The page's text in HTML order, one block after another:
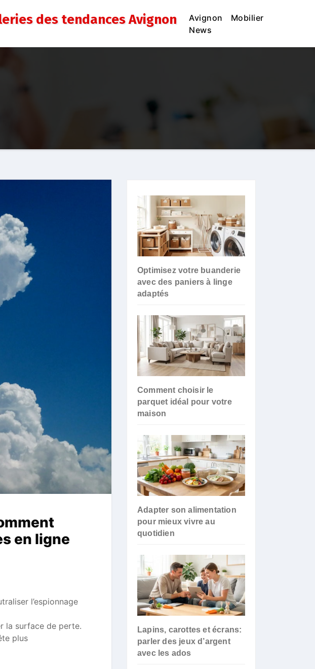
des tendances Avignon Avignon
Mobilier
News
en ligne
l’espionnage
la surface de perte.
plus
Optimisez votre buanderie
avec des paniers à linge
adaptés
Comment choisir le
parquet idéal pour votre
maison
Adapter son alimentation
pour mieux vivre au
quotidien
Lapins, carottes et écrans:
parler des jeux d’argent
avec les ados